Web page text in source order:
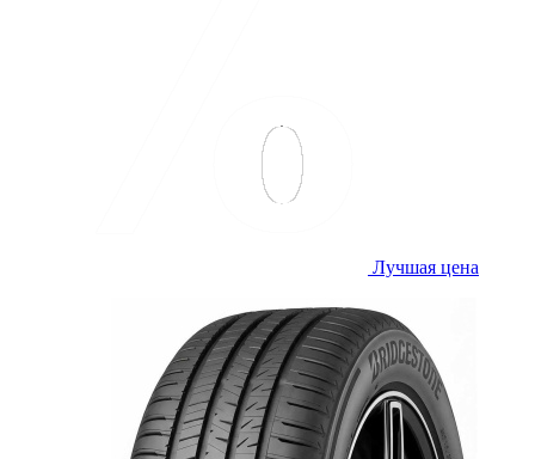
Лучшая цена